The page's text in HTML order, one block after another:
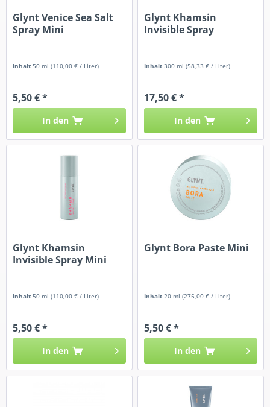
Glynt Venice Sea Salt
Spray Mini
Inhalt50 ml(110,00 € / Liter)
5,50 € *
In den
Glynt Khamsin
Invisible Spray
Inhalt300 ml(58,33 € / Liter)
17,50 € *
In den
Glynt Khamsin
Invisible Spray Mini
Inhalt50 ml(110,00 € / Liter)
5,50 € *
In den
Glynt Bora Paste Mini
Inhalt20 ml(275,00 € / Liter)
5,50 € *
In den